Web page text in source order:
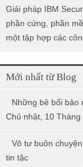
Giải pháp IBM
phần cứng, phần
một tập hợp các
Mới nhất từ Blog
Những bê bối bảo
Chủ nhật, 10
Vô tư buôn
tin tặc